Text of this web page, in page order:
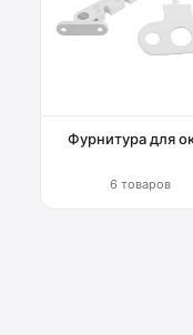
Фурнитура для
6 товаров